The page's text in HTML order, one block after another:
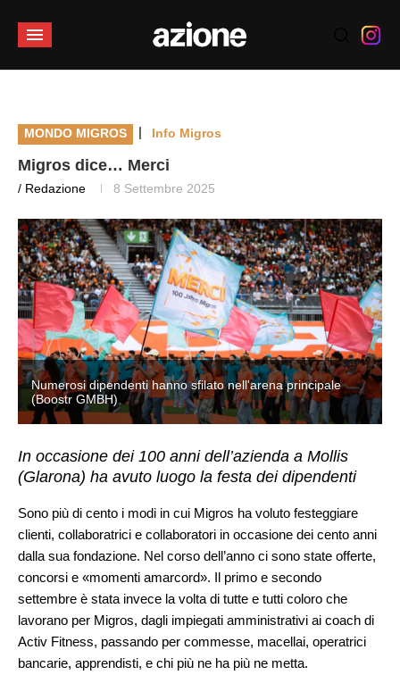
MONDO MIGROS | Info Migros
Migros dice… Merci
/ Redazione 8 Settembre 2025
Numerosi dipendenti hanno sfilato nell'arena principale
(Boostr GMBH)
In occasione dei 100 anni dell’azienda a Mollis
(Glarona) ha avuto luogo la festa dei dipendenti
Sono più di cento i modi in cui Migros ha voluto festeggiare
clienti, collaboratrici e collaboratori in occasione dei cento anni
dalla sua fondazione. Nel corso dell’anno ci sono state offerte,
concorsi e «momenti amarcord». Il primo e secondo
settembre è stata invece la volta di tutte e tutti coloro che
lavorano per Migros, dagli impiegati amministrativi ai coach di
Activ Fitness, passando per commesse, macellai, operatrici
bancarie, apprendisti, e chi più ne ha più ne metta.